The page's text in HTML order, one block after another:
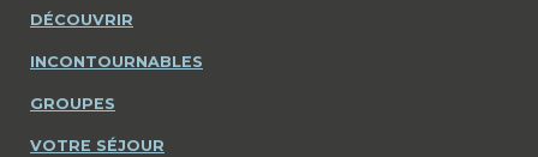
DÉCOUVRIR
INCONTOURNABLES
GROUPES
VOTRE SÉJOUR